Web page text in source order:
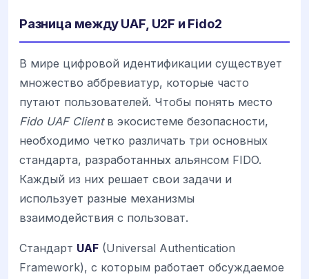
Разница между UAF, U2F и Fido2
В мире цифровой идентификации существует
множество аббревиатур, которые часто
путают пользователей. Чтобы понять место
Fido UAF Clientв экосистеме безопасности,
необходимо четко различать три основных
стандарта, разработанных альянсом FIDO.
Каждый из них решает свои задачи и
использует разные механизмы
взаимодействия с пользоват.
Стандарт UAF (Universal Authentication
Framework), с которым работает обсуждаемое